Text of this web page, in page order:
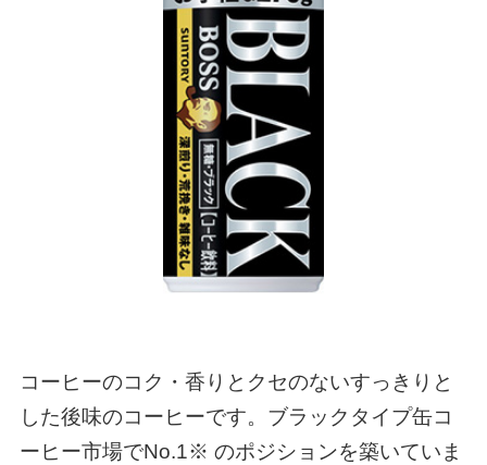
コーヒーのコク・香りとクセのないすっきりと
した後味のコーヒーです。ブラックタイプ缶コ
ーヒー市場でNo.1※ のポジションを築いていま